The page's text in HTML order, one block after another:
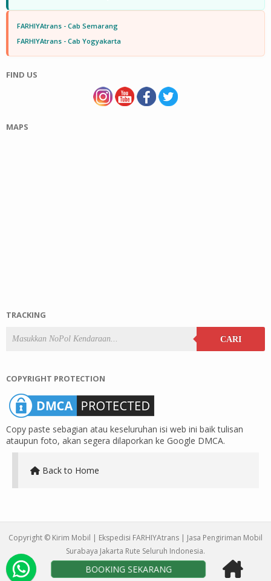
BOOKING SEKARANG
FARHIYAtrans - Cab Semarang
FARHIYAtrans - Cab Yogyakarta
FIND US
MAPS
TRACKING
CARI
COPYRIGHT PROTECTION
Copy paste sebagian atau keseluruhan isi web ini baik tulisan
ataupun foto, akan segera dilaporkan ke Google DMCA.
Back to Home
Copyright © Kirim Mobil | Ekspedisi FARHIYAtrans | Jasa Pengiriman Mobil
Surabaya Jakarta Rute Seluruh Indonesia.